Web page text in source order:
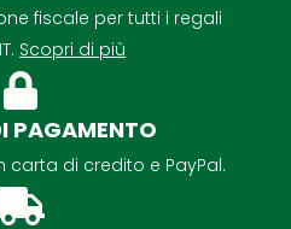
fiscale per tutti i regali
Scopri di più
PAGAMENTO
carta di credito e PayPal.